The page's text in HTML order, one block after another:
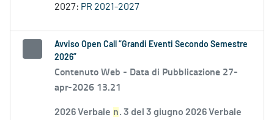
2027: PR 2021-2027
Avviso Open Call “Grandi Eventi Secondo Semestre
2026”
Contenuto Web - Data di Pubblicazione 27-
apr-2026 13.21
2026 Verbale n. 3 del 3 giugno 2026 Verbale